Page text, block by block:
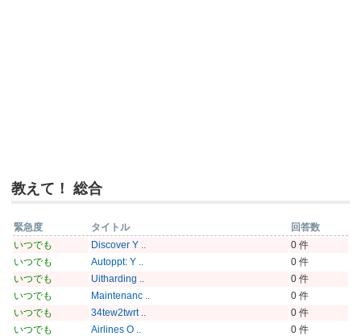
教えて！ 総合
緊急度 タイトル
回答数
いつでも
Discover Y ..
0 件
いつでも
Autoppt: Y ..
0 件
いつでも
Uitharding ..
0 件
いつでも
Maintenanc ..
0 件
いつでも
34tew2twrt ..
0 件
いつでも
Airlines O ..
0 件